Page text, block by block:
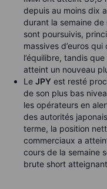
depuis au moins dix
durant la semaine
sont poursuivis,
massives d’euros
l’équilibre, tandis
atteint un nouveau
Le JPY est resté
de son plus bas
les opérateurs en
des autorités
terme, la position
commerciaux a
cours de la semaine
brute short